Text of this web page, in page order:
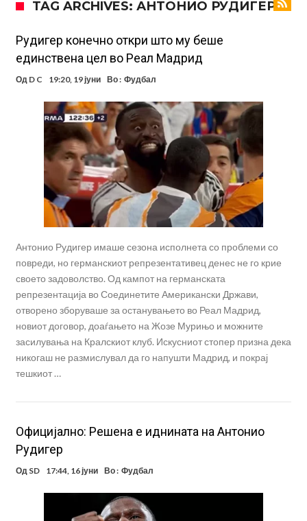
Кам-бек на терен за Мудрик по над 600 дена, но веднаш
заМИнува на позајмица!?
Џејк Пол започнува голем напад на УФЦ
Прекините за хидрација станаа бизнис: ФИФА не планира да ги
укине
Француски судија обвинет за семејно насилство – му се заканува
18 месеци затвор
Ова никогаш не му се случило на Новак: Синер и Алкараз се
повлекуваат, а Зверев веднаш се „распадна“
Реал Мадрид донесе одлука: Eндрик заминува во Премиер
лигата!
(ФОТО) Тажна вест од Аргентина: Голема загуба во семејството
на Меси
TAG ARCHIVES: АНТОНИО РУДИГЕР
Рудигер конечно откри што му беше
единствена цел во Реал Мадрид
Од D C 19:20, 19 јуни Во : Фудбал
Антонио Рудигер имаше сезона исполнета со проблеми со
повреди, но германскиот репрезентативец денес не го крие
своето задоволство. Од кампот на германската
репрезентација во Соединетите Американски Држави,
отворено зборуваше за останувањето во Реал Мадрид,
новиот договор, доаѓањето на Жозе Мурињо и можните
засилувања на Кралскиот клуб. Искусниот стопер призна дека
никогаш не размислувал да го напушти Мадрид, и покрај
тешкиот …
Официјално: Решена е иднината на Антонио
Рудигер
Од SD 17:44, 16 јуни Во : Фудбал